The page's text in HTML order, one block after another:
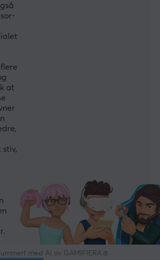
ytelse, noe som gjør dem til et ideelt
forbrukeren. Ta en titt på
og gi oppsettet ditt en ny stil!
VEKT
at
stiv,
med AI av GAMIFIERA.®